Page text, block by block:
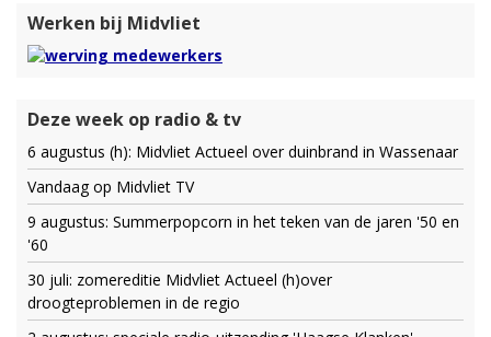
Werken bij Midvliet
Deze week op radio & tv
6 augustus (h): Midvliet Actueel over duinbrand in Wassenaar
Vandaag op Midvliet TV
9 augustus: Summerpopcorn in het teken van de jaren '50 en
'60
30 juli: zomereditie Midvliet Actueel (h)over
droogteproblemen in de regio